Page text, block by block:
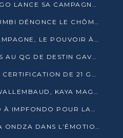
À OUESSO, GAVET ELONGO LANCE SA CAMPAGNE SOUS LE SIGNE DU RENOUVEAU
À SIBITI, JOSEPH KIGNOUMBI DÉNONCE LE CHÔMAGE ET LES DÉFAILLANCES DE L’ÉTAT
COUP D’ENVOI DE LA CAMPAGNE, LE POUVOIR À POINTE-NOIRE, L’OPPOSITION À OUESSO ET SIBITI
DES OUVRIERS TABASSÉS AU QG DE DESTIN GAVET À 24 HEURES DE L’OUVERTURE DE LA CAMPAGNE
AGL CONGO ENGAGE LA CERTIFICATION DE 21 GRUTIERS AUX NORMES INTERNATIONALES
DESTIN GAVET NOMME WALLEMBAUD, KAYA MAGANE, BOUDZIKA ET MBOUSSA-ELLAH AUX COMMANDES DE SA CAMPAGNE
DENIS SASSOU-NGUESSO À IMPFONDO POUR LANCER LE CORRIDOR 13
FIRMIN AYESSA INHUMÉ À ONDZA DANS L’ÉMOTION ET LE RECUEILLEMENT